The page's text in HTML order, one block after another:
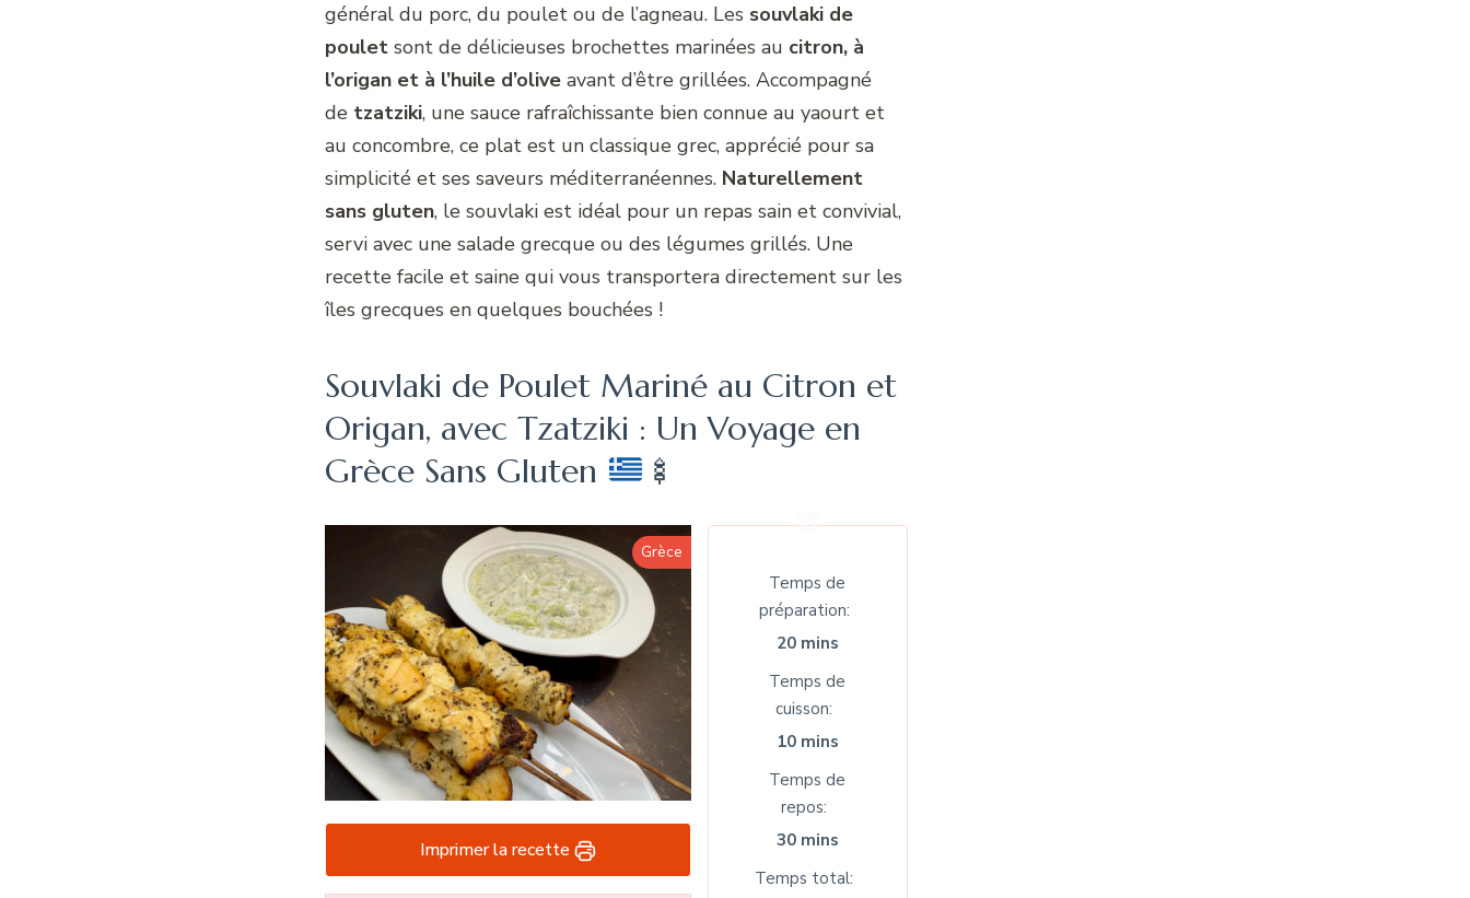
général du porc, du poulet ou de l’agneau. Les souvlaki de
poulet sont de délicieuses brochettes marinées au citron, à
l’origan et à l’huile d’olive avant d’être grillées. Accompagné
de tzatziki, une sauce rafraîchissante bien connue au yaourt et
au concombre, ce plat est un classique grec, apprécié pour sa
simplicité et ses saveurs méditerranéennes. Naturellement
sans gluten, le souvlaki est idéal pour un repas sain et convivial,
servi avec une salade grecque ou des légumes grillés. Une
recette facile et saine qui vous transportera directement sur les
îles grecques en quelques bouchées !
Souvlaki de Poulet Mariné au Citron et
Origan, avec Tzatziki : Un Voyage en
Grèce Sans Gluten
🍢
Grèce
Imprimer la recette
Temps de
préparation
20 mins
Temps de
cuisson
10 mins
Temps de
repos
30 mins
Temps total